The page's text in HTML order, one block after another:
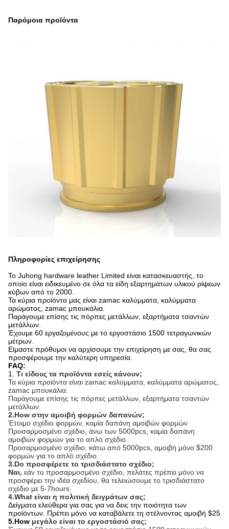
Παρόμοια προϊόντα
Πληροφορίες επιχείρησης
Το Juhong hardware leather Limited είναι κατασκευαστής, το
οποίο είναι ειδικευμένο σε όλα τα είδη εξαρτημάτων υλικού ρίψεων
κύβων από το 2000.
Τα κύρια προϊόντα μας είναι zamac καλύμματα, καλύμματα
αρώματος, zamac μπουκάλια.
Παράγουμε επίσης τις πόρπες μετάλλων, εξαρτήματα τσαντών
μετάλλων.
Έχουμε 60 εργαζομένους με το εργοστάσιο 1500 τετραγωνικών
μέτρων.
Είμαστε πρόθυμοι να αρχίσουμε την επιχείρηση με σας, θα σας
προσφέρουμε την καλύτερη υπηρεσία.
FAQ:
1. Τι είδους τα προϊόντα εσείς κάνουν;
Τα κύρια προϊόντα είναι zamac καλύμματα, καλύμματα αρώματος,
zamac μπουκάλια.
Παράγουμε επίσης τις πόρπες μετάλλων, εξαρτήματα τσαντών
μετάλλων.
2.How στην αμοιβή φορμών δαπανών;
Έτοιμο σχέδιο φορμών, καμία δαπάνη αμοιβών φορμών
Προσαρμοσμένο σχέδιο, άνω των 5000pcs, καμία δαπάνη
αμοιβών φορμών για το απλό σχέδιο.
Προσαρμοσμένο σχέδιο, κάτω από 5000pcs, αμοιβή μόνο $200
φορμών για το απλό σχέδιο.
3.Do προσφέρετε το τρισδιάστατο σχέδιο;
Ναι, εάν το προσαρμοσμένο σχέδιο, πελάτες πρέπει μόνο να
προσφέρει την ιδέα σχεδίου, θα τελειώσουμε το τρισδιάστατο
σχέδιο με 5-7hours.
4.What είναι η πολιτική δειγμάτων σας;
Δείγματα ελεύθερα για σας για να δεις την ποιότητα των
προϊόντων. Πρέπει μόνο να καταβάλετε τη στέλνοντας αμοιβή $25
5.How μεγάλο είναι το εργοστάσιό σας;